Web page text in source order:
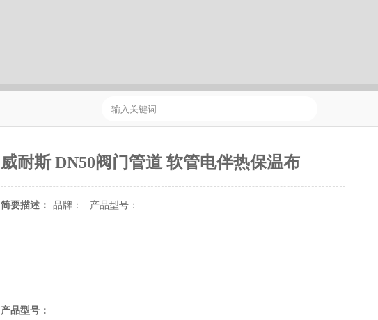
威耐斯 DN50阀门管道 软管电伴热保温布
简要描述： 品牌： | 产品型号：
产品型号：